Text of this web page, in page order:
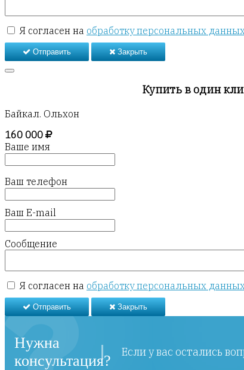
Я согласен на обработку персональных
Отправить Закрыть
Купить в один
Байкал. Ольхон
160 000
Ваше имя
Ваш телефон
Ваш E-mail
Сообщение
Я согласен на обработку персональных
Отправить Закрыть
Нужна
консультация?
Если у вас остались